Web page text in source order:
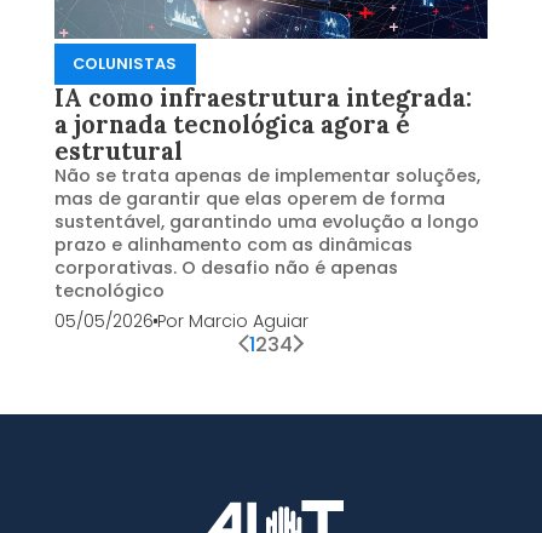
COLUNISTAS
IA como infraestrutura integrada:
a jornada tecnológica agora é
estrutural
Não se trata apenas de implementar soluções,
mas de garantir que elas operem de forma
sustentável, garantindo uma evolução a longo
prazo e alinhamento com as dinâmicas
corporativas. O desafio não é apenas
tecnológico
05/05/2026Por Marcio Aguiar
1234